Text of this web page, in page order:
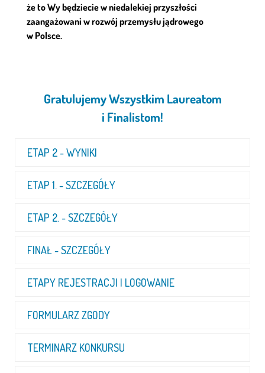
że to Wy będziecie w niedalekiej przyszłości
zaangażowani w rozwój przemysłu jądrowego
w Polsce.
Gratulujemy Wszystkim Laureatom
i Finalistom!
ETAP 2 - WYNIKI
ETAP 1. - SZCZEGÓŁY
ETAP 2. - SZCZEGÓŁY
FINAŁ - SZCZEGÓŁY
ETAPY REJESTRACJI I LOGOWANIE
FORMULARZ ZGODY
TERMINARZ KONKURSU